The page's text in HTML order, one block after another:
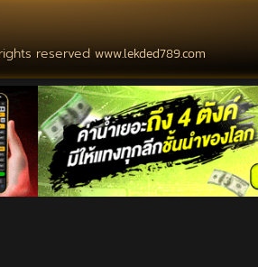
reserved www.lekded789.com